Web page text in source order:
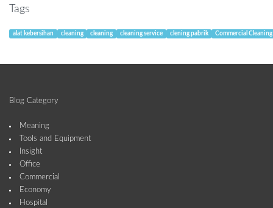
Tags
alat kebersihan cleaning cleaning cleaning service clening pabrik Commercial Cleaning
Blog Category
Meaning
Tools and Equipment
Insight
Office
Commercial
Economy
Hospital